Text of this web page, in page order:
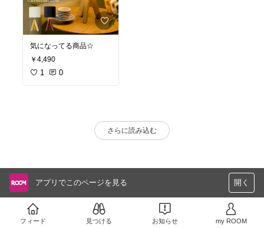
気になってる商品☆
￥4,490
1 0
さらに読み込む
アプリでこのページを見る 開く
フィード 見つける お知らせ my ROOM